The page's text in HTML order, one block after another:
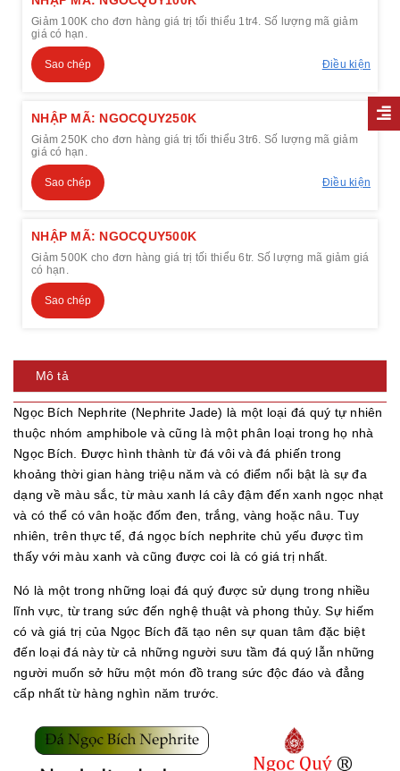
Giảm 100K cho đơn hàng giá trị tối thiểu 1tr4. Số lượng mã giảm
giá có hạn.
Sao chép Điều kiện
NHẬP MÃ: NGOCQUY250K
Giảm 250K cho đơn hàng giá trị tối thiểu 3tr6. Số lượng mã giảm
giá có hạn.
Sao chép Điều kiện
NHẬP MÃ: NGOCQUY500K
Giảm 500K cho đơn hàng giá trị tối thiểu 6tr. Số lượng mã giảm giá
có hạn.
Sao chép
Mô tả
Ngọc Bích Nephrite (Nephrite Jade) là một loại đá quý tự nhiên
thuộc nhóm amphibole và cũng là một phân loại trong họ nhà
Ngọc Bích. Được hình thành từ đá vôi và đá phiến trong
khoảng thời gian hàng triệu năm và có điểm nổi bật là sự đa
dạng về màu sắc, từ màu xanh lá cây đậm đến xanh ngọc nhạt
và có thể có vân hoặc đốm đen, trắng, vàng hoặc nâu. Tuy
nhiên, trên thực tế, đá ngọc bích nephrite chủ yếu được tìm
thấy với màu xanh và cũng được coi là có giá trị nhất.
Nó là một trong những loại đá quý được sử dụng trong nhiều
lĩnh vực, từ trang sức đến nghệ thuật và phong thủy. Sự hiếm
có và giá trị của Ngọc Bích đã tạo nên sự quan tâm đặc biệt
đến loại đá này từ cả những người sưu tầm đá quý lẫn những
người muốn sở hữu một món đồ trang sức độc đáo và đẳng
cấp nhất từ hàng nghìn năm trước.